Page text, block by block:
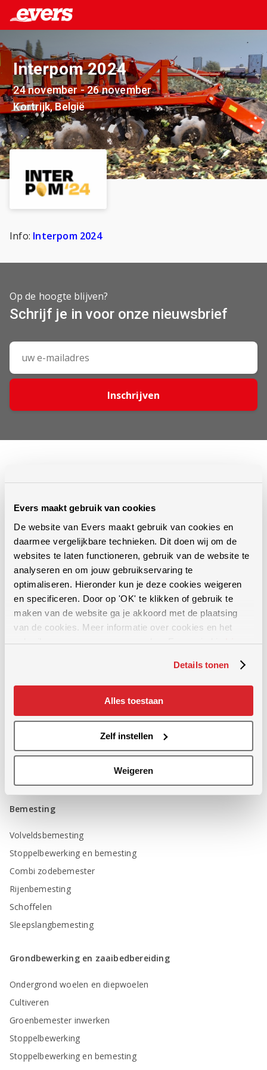
Evers maakt gebruik van cookies
De website van Evers maakt gebruik van cookies en
daarmee vergelijkbare technieken. Dit doen wij om de
websites te laten functioneren, gebruik van de website te
analyseren en om jouw gebruikservaring te
optimaliseren. Hieronder kun je deze cookies weigeren
en specificeren. Door op 'OK' te klikken of gebruik te
maken van de website ga je akkoord met de plaatsing
van de cookies. Meer informatie over cookies en het
gebruik van persoonsgegevens door Evers vind jehier.
Details tonen
Alles toestaan
Zelf instellen
Weigeren
Interpom 2024
24 november - 26 november
Kortrijk, België
Info: Interpom 2024
Op de hoogte blijven?
Schrijf je in voor onze nieuwsbrief
Inschrijven
Al meer dan 60 jaar bieden wij oplossingen op het gebied van
bodembewerking, mestinwerking en graslandonderhoud.
Graslandverzorging
Stoppelbewerking
Wiedeg en frontwiedeg
Grasland doorzaaien - verjongen
Zaaimachines
Bemesting
Volveldsbemesting
Stoppelbewerking en bemesting
Combi zodebemester
Rijenbemesting
Schoffelen
Sleepslangbemesting
Grondbewerking en zaaibedbereiding
Ondergrond woelen en diepwoelen
Cultiveren
Groenbemester inwerken
Stoppelbewerking
Stoppelbewerking en bemesting